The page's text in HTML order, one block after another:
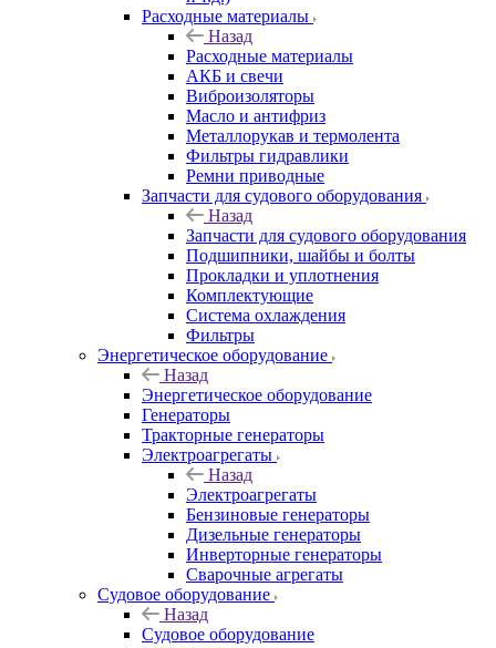
Расходные материалы
Назад
Расходные материалы
АКБ и свечи
Виброизоляторы
Масло и антифриз
Металлорукав и термолента
Фильтры гидравлики
Ремни приводные
Запчасти для судового оборудования
Назад
Запчасти для судового оборудования
Подшипники, шайбы и болты
Прокладки и уплотнения
Комплектующие
Система охлаждения
Фильтры
Энергетическое оборудование
Назад
Энергетическое оборудование
Генераторы
Тракторные генераторы
Электроагрегаты
Назад
Электроагрегаты
Бензиновые генераторы
Дизельные генераторы
Инверторные генераторы
Сварочные агрегаты
Судовое оборудование
Назад
Судовое оборудование